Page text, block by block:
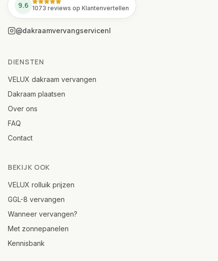
9.6 1073 reviews op Klantenvertellen
@dakraamvervangservicenl
DIENSTEN
VELUX dakraam vervangen
Dakraam plaatsen
Over ons
FAQ
Contact
BEKIJK OOK
VELUX rolluik prijzen
GGL-8 vervangen
Wanneer vervangen?
Met zonnepanelen
Kennisbank